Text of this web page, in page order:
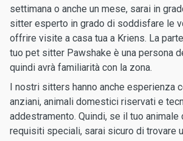
settimana o anche un mese, sarai in
sitter esperto in grado di soddisfare le
offrire visite a casa tua a Kriens. La
tuo pet sitter Pawshake è una persona
quindi avrà familiarità con la zona.
I nostri sitters hanno anche esperienza
anziani, animali domestici riservati e
addestramento. Quindi, se il tuo
requisiti speciali, sarai sicuro di trovare